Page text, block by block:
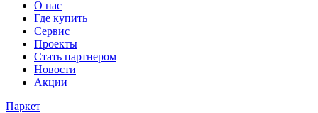
О нас
Где купить
Сервис
Проекты
Стать партнером
Новости
Акции
Паркет